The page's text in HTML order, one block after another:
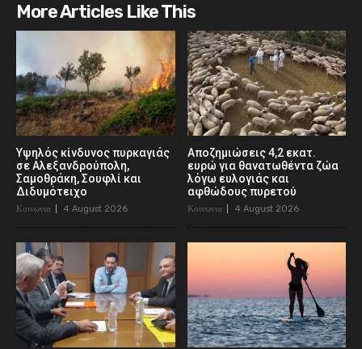
More Articles Like This
Υψηλός κίνδυνος πυρκαγιάς
σε Αλεξανδρούπολη,
Σαμοθράκη, Σουφλί και
Διδυμότειχο
Κοινωνια 4 August 2026
Αποζημιώσεις 4,2 εκατ.
ευρώ για θανατωθέντα ζώα
λόγω ευλογιάς και
αφθώδους πυρετού
Κοινωνια 4 August 2026